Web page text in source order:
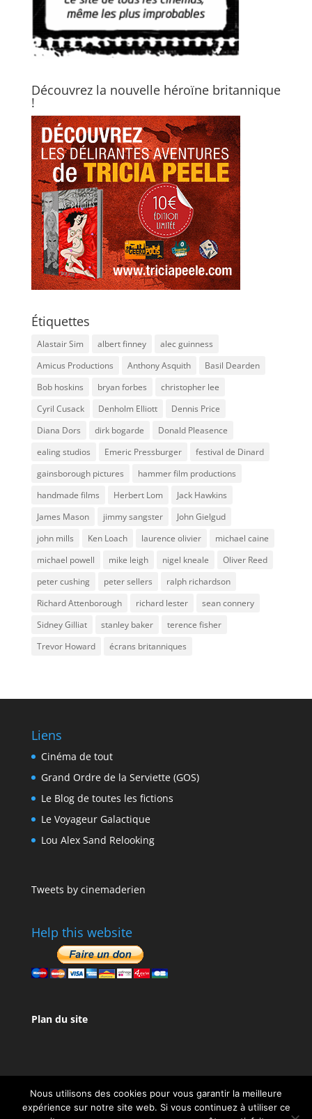
Découvrez la nouvelle héroïne britannique
!
Étiquettes
Alastair Sim albert finney
alec guinness
Amicus Productions
Anthony Asquith
Basil Dearden
Bob hoskins
bryan forbes
christopher lee
Cyril Cusack
Denholm Elliott
Dennis Price
Diana Dors
dirk bogarde
Donald Pleasence
ealing studios
Emeric Pressburger
festival de Dinard
gainsborough pictures
hammer film productions
handmade films
Herbert Lom
Jack Hawkins
James Mason
jimmy sangster
John Gielgud
john mills
Ken Loach laurence olivier
michael caine
michael powell
mike leigh nigel kneale
Oliver Reed
peter cushing
peter sellers
ralph richardson
Richard Attenborough
richard lester
sean connery
Sidney Gilliat
stanley baker
terence fisher
Trevor Howard
écrans britanniques
Liens
Cinéma de tout
Grand Ordre de la Serviette (GOS)
Le Blog de toutes les fictions
Le Voyageur Galactique
Lou Alex Sand Relooking
Tweets by cinemaderien
Help this website
Plan du site
Nous utilisons des cookies pour vous garantir la meilleure
expérience sur notre site web. Si vous continuez à utiliser ce